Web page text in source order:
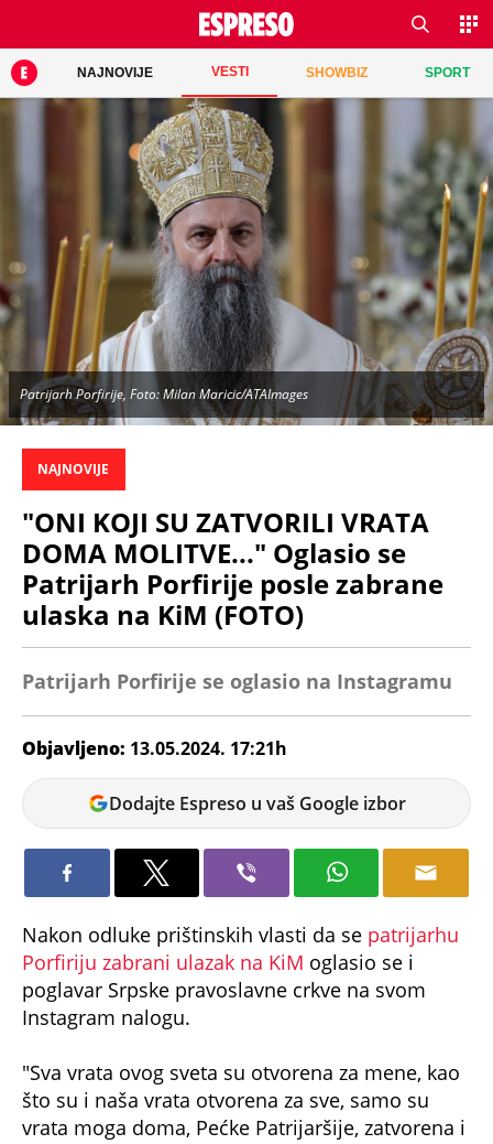
NAJNOVIJE VESTI SHOWBIZ SPORT
Patrijarh Porfirije, Foto: Milan Maricic/ATAImages
NAJNOVIJE
"ONI KOJI SU ZATVORILI VRATA
DOMA MOLITVE..." Oglasio se
Patrijarh Porfirije posle zabrane
ulaska na KiM (FOTO)
Patrijarh Porfirije se oglasio na Instagramu
Objavljeno: 13.05.2024. 17:21h
Nikolina
Jokić
Dodajte Espreso u vaš Google izbor
Nakon odluke prištinskih vlasti da se patrijarhu
Porfiriju zabrani ulazak na KiM oglasio se i
poglavar Srpske pravoslavne crkve na svom
Instagram nalogu.
"Sva vrata ovog sveta su otvorena za mene, kao
što su i naša vrata otvorena za sve, samo su
vrata moga doma, Pećke Patrijaršije, zatvorena i